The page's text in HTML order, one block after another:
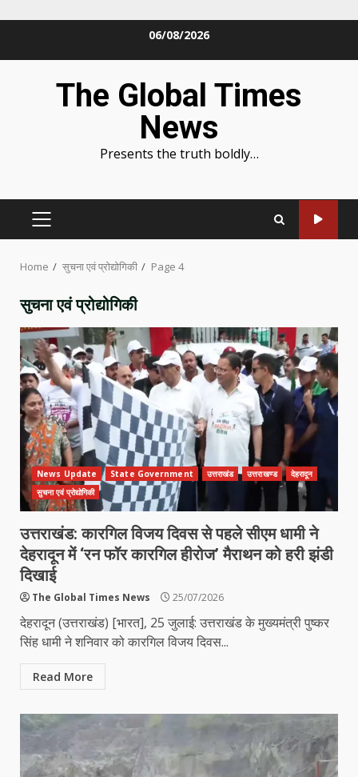
06/08/2026
The Global Times
News
Presents the truth boldly…
PRIMARY
Home सुचना एवं प्रोद्योगिकी Page 4
सुचना एवं प्रोद्योगिकी
News Update State Government उत्तराखंड उत्तराखण्ड
देहरादून
सुचना एवं प्रोद्योगिकी
उत्तराखंड: कारगिल विजय दिवस से पहले सीएम धामी ने
देहरादून में ‘रन फॉर कारगिल हीरोज’ मैराथन को हरी झंडी
दिखाई
The Global Times News 25/07/2026
देहरादून (उत्तराखंड) [भारत], 25 जुलाई: उत्तराखंड के मुख्यमंत्री पुष्कर
सिंह धामी ने शनिवार को कारगिल विजय दिवस...
Read More